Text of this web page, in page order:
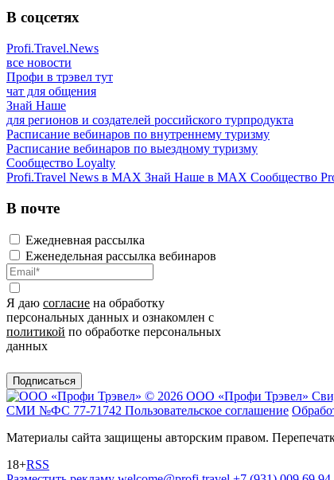
В соцсетях
Profi.Travel.News
все новости
Профи в трэвел тут
чат для общения
Знай Наше
для регионов и создателей российского турпродукта
Расписание вебинаров по внутреннему туризму
Расписание вебинаров по выездному туризму
Сообщество Loyalty
Profi.Travel News в MAX Знай Наше в MAX Сообщество
В почте
Ежедневная рассылка
Еженедельная рассылка вебинаров
Я даю согласие на обработку
персональных данных и ознакомлен с
политикой по обработке персональных
данных
Подписаться
© 2026 ООО «Профи Трэвeл»
СМИ №ФС 77-71742 Пользовательское соглашение
Материалы сайта защищены авторским правом.
18+RSS